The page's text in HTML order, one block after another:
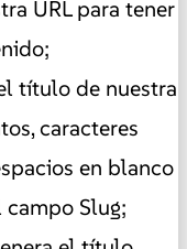
URL para tener
título de nuestra
caracteres
en blanco
Slug;